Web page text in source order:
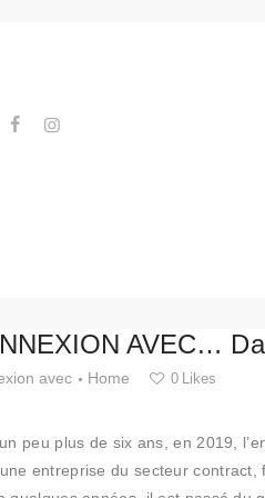
AVEC…
avec Home 0 Likes
peu plus de six ans, en 2019,
entreprise du secteur